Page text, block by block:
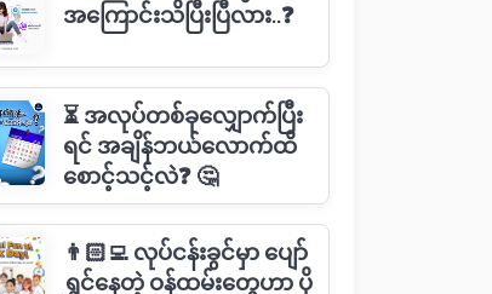
အကြောင်းသိပြီးပြီလား..❓
⏳ အလုပ်တစ်ခုလျှောက်ပြီး
ရင် အချိန်ဘယ်လောက်ထိ
စောင့်သင့်လဲ❓ 🤔
👨🏻‍💻 လုပ်ငန်းခွင်မှာ ပျော်
ရွှင်နေတဲ့ ဝန်ထမ်းတွေဟာ ပို